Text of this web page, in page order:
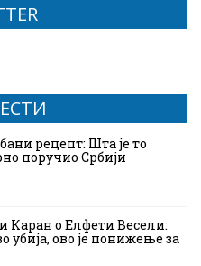
рецепт: Шта је то
поручио Србији
Каран о Елфети Весели:
убија, ово је понижење за